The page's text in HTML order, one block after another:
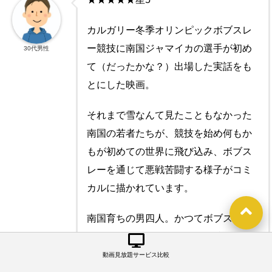
カルガリー冬季オリンピックボブスレ
ー競技に南国ジャマイカの選手が初め
て（だったかな？）出場した実話をも
とにした映画。
それまで雪なんて見たこともなかった
南国の若者たちが、競技を始め何もか
もが初めての世界に飛び込み、ボブス
レーを通じて悪戦苦闘する様子がコミ
カルに描かれています。
南国育ちの男四人。かつてボブスレー
で金メダルを獲得した経験を持つとい
う落伍者をコーチに迎え、ソリなし、
30代男性
動画見放題サービス比較